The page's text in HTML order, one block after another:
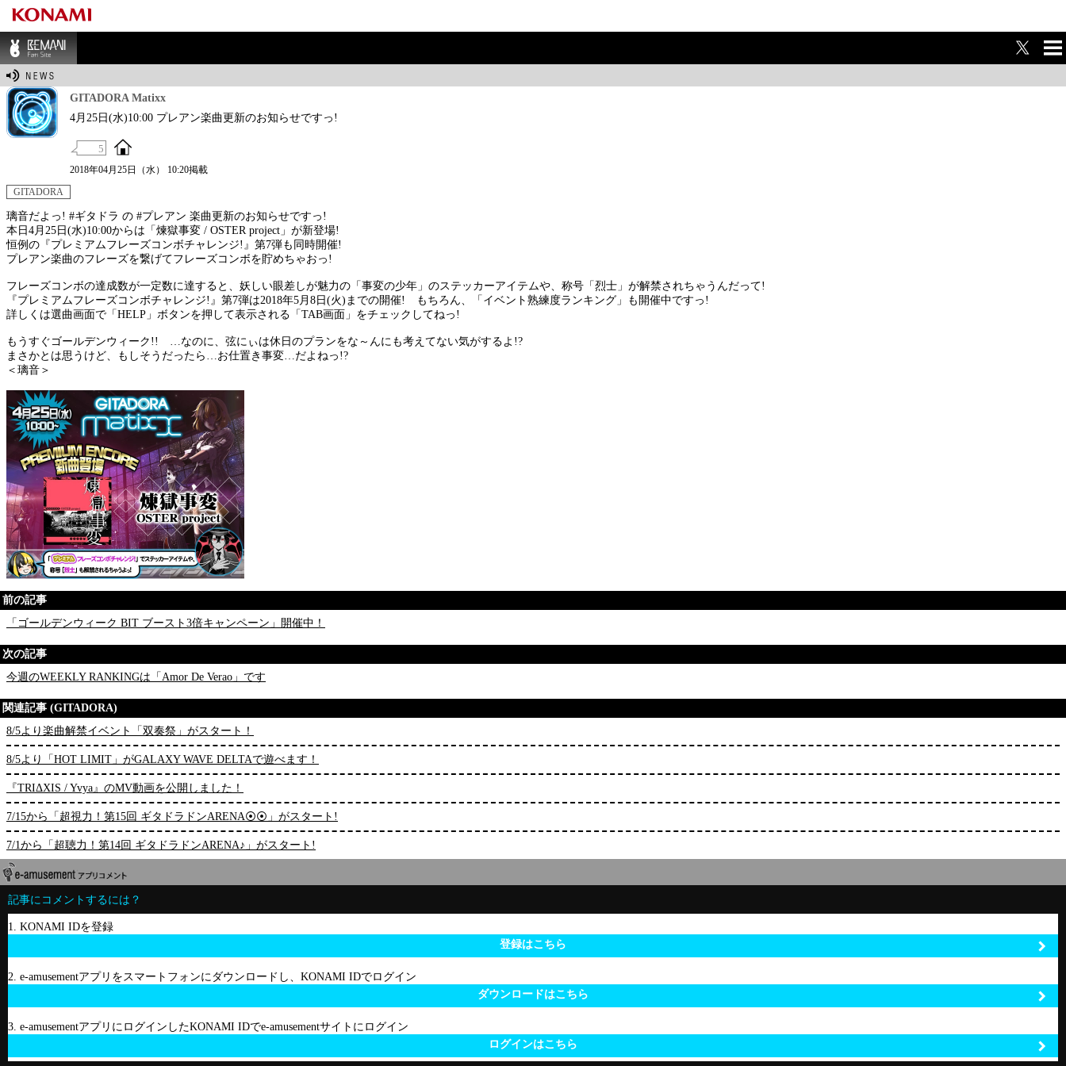
BEMANI Fan Sit
GITADORA Matixx
4月25日(水)10:00 プレアン楽曲更新のお知らせですっ!
5
2018年04月25日（水） 10:20掲載
GITADORA
璃音だよっ! #ギタドラ の #プレアン 楽曲更新のお知らせですっ!
本日4月25日(水)10:00からは「煉獄事変 / OSTER project」が新登場!
恒例の『プレミアムフレーズコンボチャレンジ!』第7弾も同時開催!
プレアン楽曲のフレーズを繋げてフレーズコンボを貯めちゃおっ!
フレーズコンボの達成数が一定数に達すると、妖しい眼差しが魅力の「事変の少年」のステッカーアイテムや、称号「烈士」が解禁されちゃうんだって!
『プレミアムフレーズコンボチャレンジ!』第7弾は2018年5月8日(火)までの開催! もちろん、「イベント熟練度ランキング」も開催中ですっ!
詳しくは選曲画面で「HELP」ボタンを押して表示される「TAB画面」をチェックしてねっ!
もうすぐゴールデンウィーク!! …なのに、弦にぃは休日のプランをな～んにも考えてない気がするよ!?
まさかとは思うけど、もしそうだったら…お仕置き事変…だよねっ!?
＜璃音＞
前の記事
「ゴールデンウィーク BIT ブースト3倍キャンペーン」開催中！
次の記事
今週のWEEKLY RANKINGは「Amor De Verao」です
関連記事 (GITADORA)
8/5より楽曲解禁イベント「双奏祭」がスタート！
8/5より「HOT LIMIT」がGALAXY WAVE DELTAで遊べます！
『TRIΔXIS / Yvya』のMV動画を公開しました！
7/15から「超視力！第15回 ギタドラドンARENA⦿⦿」がスタート!
7/1から「超聴力！第14回 ギタドラドンARENA♪」がスタート!
記事にコメントするには？
1. KONAMI IDを登録
登録はこちら
2. e-amusementアプリをスマートフォンにダウンロードし、KONAMI IDでログイン
ダウンロードはこちら
3. e-amusementアプリにログインしたKONAMI IDでe-amusementサイトにログイン
ログインはこちら